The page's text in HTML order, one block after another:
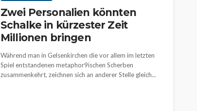
Zwei Personalien könnten
Schalke in kürzester Zeit
Millionen bringen
Während man in Gelsenkirchen die vor allem im letzten
Spiel entstandenen metaphor9ischen Scherben
zusammenkehrt, zeichnen sich an anderer Stelle gleich...